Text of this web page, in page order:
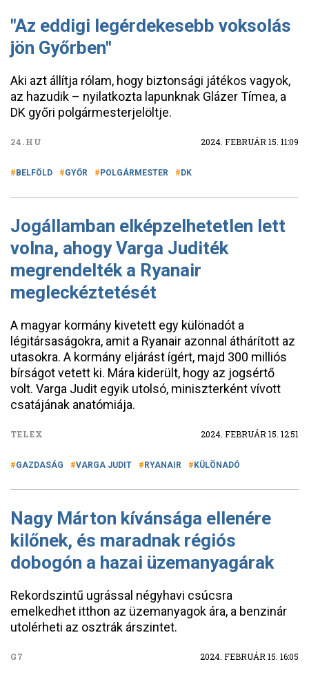
"Az eddigi legérdekesebb voksolás
jön Győrben"
Aki azt állítja rólam, hogy biztonsági játékos vagyok,
az hazudik – nyilatkozta lapunknak Glázer Tímea, a
DK győri polgármesterjelöltje.
24.HU 2024. FEBRUÁR 15. 11:09
BELFÖLD GYŐR POLGÁRMESTER DK
Jogállamban elképzelhetetlen lett
volna, ahogy Varga Juditék
megrendelték a Ryanair
megleckéztetését
A magyar kormány kivetett egy különadót a
légitársaságokra, amit a Ryanair azonnal áthárított az
utasokra. A kormány eljárást ígért, majd 300 milliós
bírságot vetett ki. Mára kiderült, hogy az jogsértő
volt. Varga Judit egyik utolsó, miniszterként vívott
csatájának anatómiája.
TELEX 2024. FEBRUÁR 15. 12:51
GAZDASÁG VARGA JUDIT RYANAIR KÜLÖNADÓ
Nagy Márton kívánsága ellenére
kilőnek, és maradnak régiós
dobogón a hazai üzemanyagárak
Rekordszintű ugrással négyhavi csúcsra
emelkedhet itthon az üzemanyagok ára, a benzinár
utolérheti az osztrák árszintet.
G7 2024. FEBRUÁR 15. 16:05